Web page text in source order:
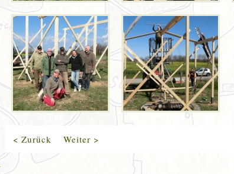
< Zurück Weiter >